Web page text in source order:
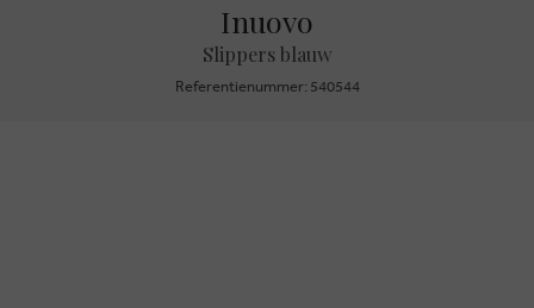
Inuovo
Slippers blauw
Referentienummer: 540544